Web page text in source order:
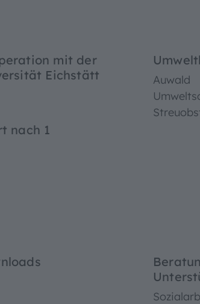
mit der
Eichstätt
Auwald
nach 1